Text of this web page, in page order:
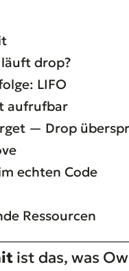
drop?
LIFO
aufrufbar
— Drop
echten Code
Ressourcen
ist das, was